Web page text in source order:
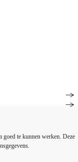
goed te kunnen werken. Deze